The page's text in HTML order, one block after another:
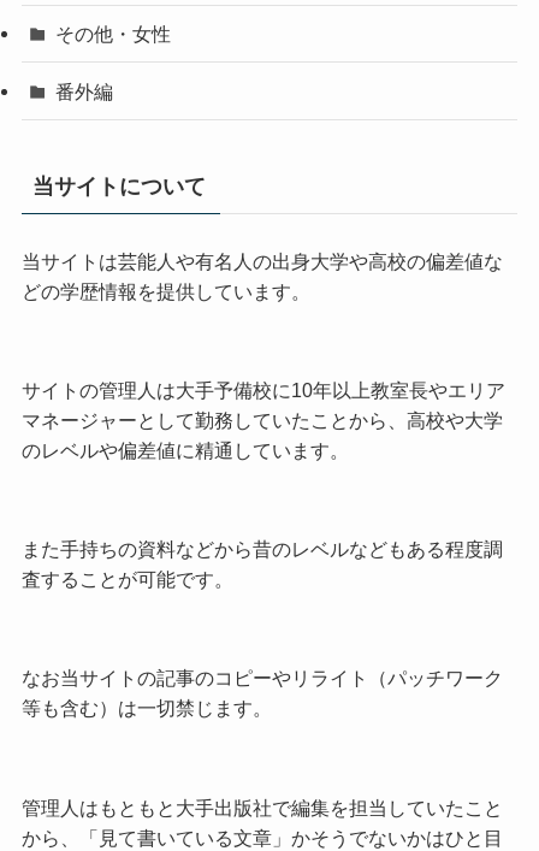
その他・女性
番外編
当サイトについて
当サイトは芸能人や有名人の出身大学や高校の偏差値な
どの学歴情報を提供しています。
サイトの管理人は大手予備校に10年以上教室長やエリア
マネージャーとして勤務していたことから、高校や大学
のレベルや偏差値に精通しています。
また手持ちの資料などから昔のレベルなどもある程度調
査することが可能です。
なお当サイトの記事のコピーやリライト（パッチワーク
等も含む）は一切禁じます。
管理人はもともと大手出版社で編集を担当していたこと
から、「見て書いている文章」かそうでないかはひと目